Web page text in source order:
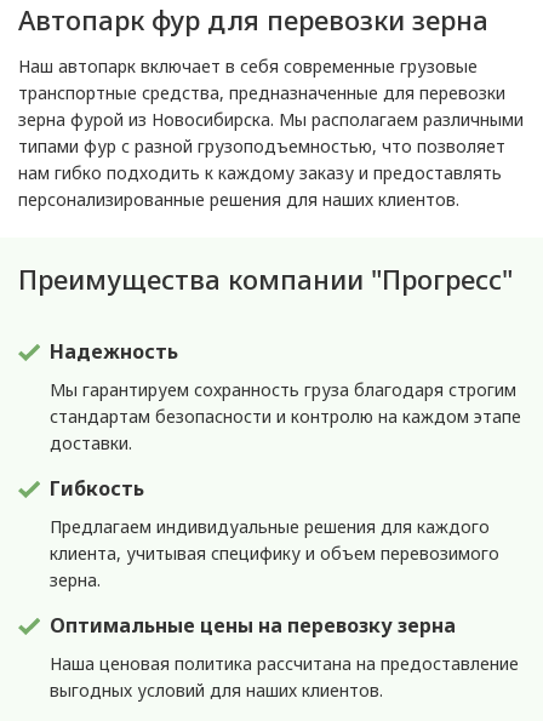
Автопарк фур для перевозки зерна
Наш автопарк включает в себя современные грузовые
транспортные средства, предназначенные для перевозки
зерна фурой из Новосибирска. Мы располагаем различными
типами фур с разной грузоподъемностью, что позволяет
нам гибко подходить к каждому заказу и предоставлять
персонализированные решения для наших клиентов.
Преимущества компании "Прогресс"
Надежность
Мы гарантируем сохранность груза благодаря строгим
стандартам безопасности и контролю на каждом этапе
доставки.
Гибкость
Предлагаем индивидуальные решения для каждого
клиента, учитывая специфику и объем перевозимого
зерна.
Оптимальные цены на перевозку зерна
Наша ценовая политика рассчитана на предоставление
выгодных условий для наших клиентов.